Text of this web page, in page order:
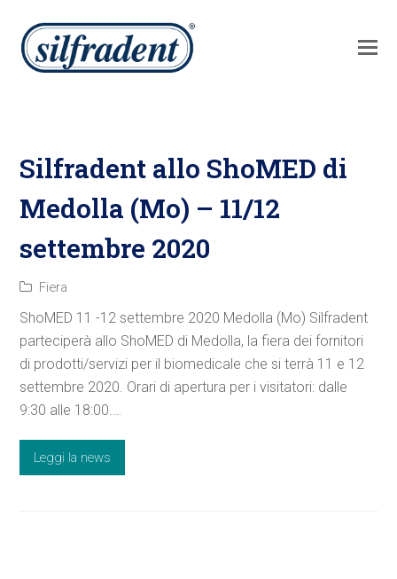
Silfradent allo ShoMED di
Medolla (Mo) – 11/12
settembre 2020
Fiera
ShoMED 11 -12 settembre 2020 Medolla (Mo) Silfradent
parteciperà allo ShoMED di Medolla, la fiera dei fornitori
di prodotti/servizi per il biomedicale che si terrà 11 e 12
settembre 2020. Orari di apertura per i visitatori: dalle
9:30 alle 18:00.…
Leggi la news